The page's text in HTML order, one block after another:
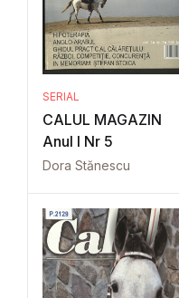
SERIAL
CALUL MAGAZIN
Anul I Nr 5
Dora Stănescu